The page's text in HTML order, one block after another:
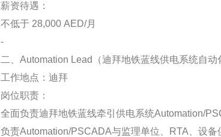
薪资待遇：
不低于 28,000 AED/月
-
二、Automation Lead（迪拜地铁蓝线供电系统自动
工作地点：迪拜
岗位职责：
全面负责迪拜地铁蓝线牵引供电系统Automation/
负责Automation/PSCADA与监理单位、RTA、设备